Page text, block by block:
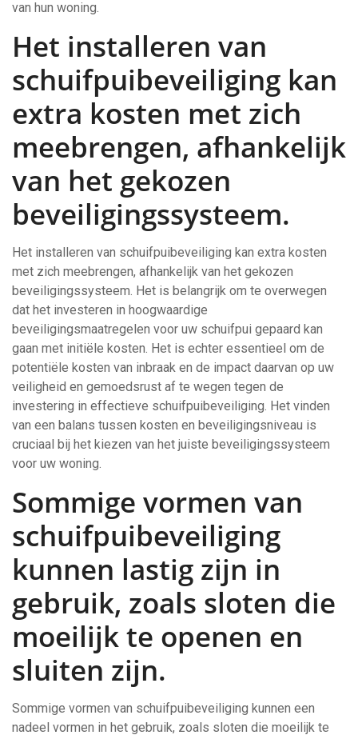
van hun woning.
Het installeren van
schuifpuibeveiliging kan
extra kosten met zich
meebrengen, afhankelijk
van het gekozen
beveiligingssysteem.
Het installeren van schuifpuibeveiliging kan extra kosten
met zich meebrengen, afhankelijk van het gekozen
beveiligingssysteem. Het is belangrijk om te overwegen
dat het investeren in hoogwaardige
beveiligingsmaatregelen voor uw schuifpui gepaard kan
gaan met initiële kosten. Het is echter essentieel om de
potentiële kosten van inbraak en de impact daarvan op uw
veiligheid en gemoedsrust af te wegen tegen de
investering in effectieve schuifpuibeveiliging. Het vinden
van een balans tussen kosten en beveiligingsniveau is
cruciaal bij het kiezen van het juiste beveiligingssysteem
voor uw woning.
Sommige vormen van
schuifpuibeveiliging
kunnen lastig zijn in
gebruik, zoals sloten die
moeilijk te openen en
sluiten zijn.
Sommige vormen van schuifpuibeveiliging kunnen een
nadeel vormen in het gebruik, zoals sloten die moeilijk te